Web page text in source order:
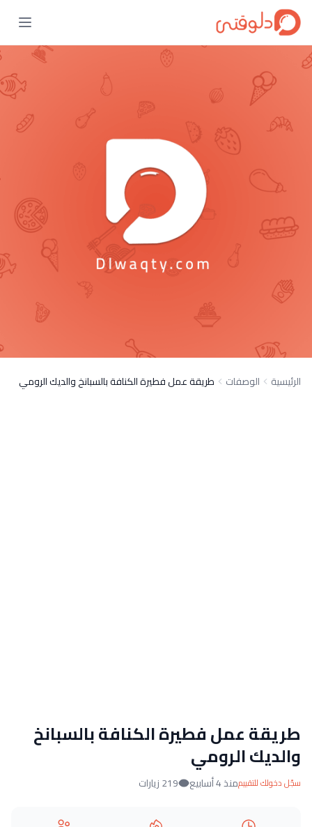
الرئيسية الوصفات طريقة عمل فطيرة الكنافة بالسبانخ والديك الرومي
طريقة عمل فطيرة الكنافة بالسبانخ
والديك الرومي
سجّل دخولك للتقييممنذ 4 أسابيع 219 زيارات